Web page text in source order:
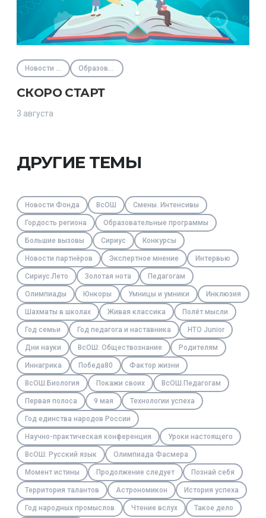
Новости Фонда Образовательные программы
СКОРО СТАРТ
3 августа
ДРУГИЕ ТЕМЫ
Новости Фонда ВсОШ Смены. Интенсивы
Гордость региона Образовательные программы
Большие вызовы Сириус Конкурсы
Новости партнёров Экспертное мнение Интервью
Сириус.Лето Золотая нота Педагогам
Олимпиады Юнкоры Умницы и умники Инклюзия
Шахматы в школах Живая классика Полёт мысли
Год семьи Год педагога и наставника НТО Junior
Дни науки ВсОШ: Обществознание Родителям
Иннагрика Победа80 Фактор жизни
ВсОШ.Биология Покажи своих ВсОШ.Педагогам
Первая полоса 9 мая Технологии успеха
Год единства народов России
Научно-практическая конференция Уроки настоящего
ВсОШ: Русский язык Олимпиада Фасмера
Момент истины Продолжение следует Познай себя
Территория талантов Астрономикон История успеха
Год народных промыслов Чтение вслух Такое дело